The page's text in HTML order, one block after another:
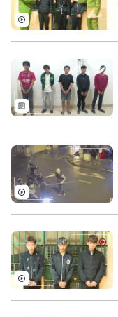
Theo dõi Hà Nội On
Điện ảnh
Âm nhạc